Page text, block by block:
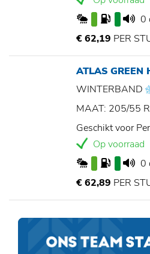
0
€ 62,19 PER
ATLAS GREEN
WINTERBAND
MAAT: 205/55
Geschikt voor
Op voorraad
0
€ 62,89 PER